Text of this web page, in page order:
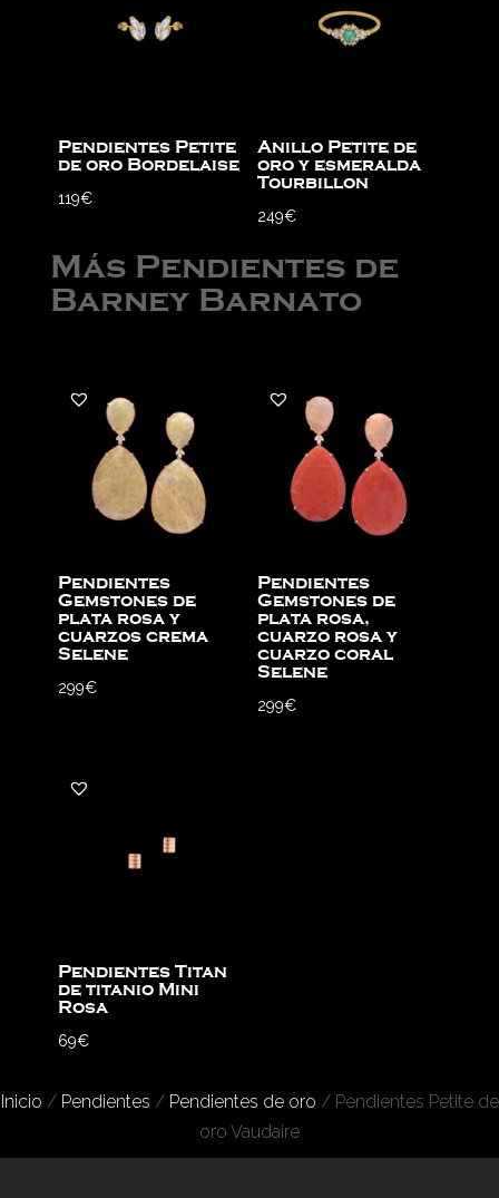
Pendientes Petite
de oro Bordelaise
119€
Anillo Petite de
oro y esmeralda
Tourbillon
249€
Más Pendientes de
Barney Barnato
Pendientes
Gemstones de
plata rosa y
cuarzos crema
Selene
299€
Pendientes
Gemstones de
plata rosa,
cuarzo rosa y
cuarzo coral
Selene
299€
Pendientes Titan
de titanio Mini
Rosa
69€
Inicio / Pendientes / Pendientes de oro / Pendientes Petite de
oro Vaudaire